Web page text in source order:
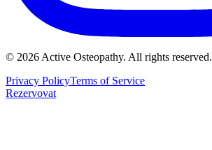
© 2026 Active Osteopathy. All rights reserved.
Privacy PolicyTerms of Service
Rezervovat